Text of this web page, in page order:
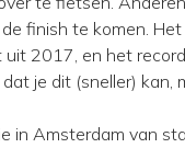
finish te komen.
2017, en het
je dit (sneller) kan,
in Amsterdam van